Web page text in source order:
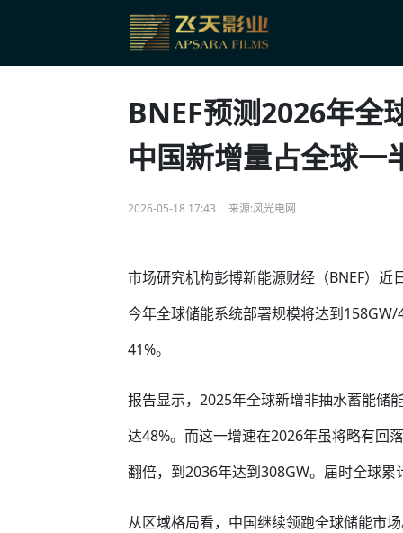
BNEF预测2026年全
中国新增量占全球一
2026-05-18 17:43 来源:风光电网
市场研究机构彭博新能源财经（BNEF）
今年全球储能系统部署规模将达到
41%。
报告显示，2025年全球新增非抽水蓄能储
达48%。而这一增速在2026年虽将略有回
翻倍，到2036年达到308GW。届时全球
从区域格局看，中国继续领跑全球储能市